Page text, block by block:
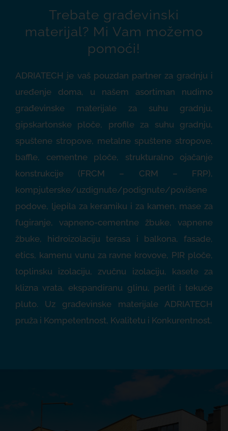
Trebate građevinski
materijal? Mi Vam možemo
pomoći!
ADRIATECH je vaš pouzdan partner za gradnju i
uređenje doma, u našem asortiman nudimo
građevinske materijale za suhu gradnju,
gipskartonske ploče,
profile za suhu gradnju,
spuštene stropove, metalne spuštene stropove,
baffle, cementne ploče, strukturalno ojačanje
konstrukcije (FRCM – CRM – FRP),
kompjuterske/uzdignute/podignute/povišene
podove, ljepila za keramiku i za kamen, mase za
fugiranje, vapneno-cementne žbuke, vapnene
žbuke, hidroizolaciju terasa i balkona,fasade,
etics, kamenu vunu za ravne krovove, PIR ploče,
toplinsku izolaciju,zvučnu izolaciju, kasete za
klizna vrata, ekspandiranu glinu, perlit itekuće
pluto. Uz građevinske materijale ADRIATECH
pruža i Kompetentnost, Kvalitetu i Konkurentnost.